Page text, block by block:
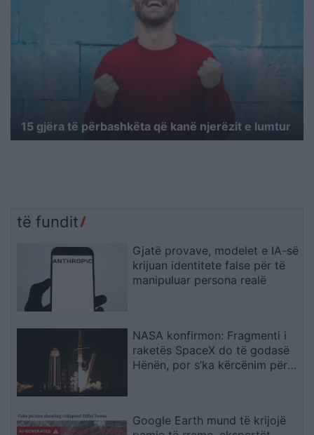
15 gjëra të përbashkëta që kanë njerëzit e lumtur
të fundit
Gjatë provave, modelet e IA-së
krijuan identitete false për të
manipuluar persona realë
NASA konfirmon: Fragmenti i
raketës SpaceX do të godasë
Hënën, por s’ka kërcënim për
Google Earth mund të krijojë